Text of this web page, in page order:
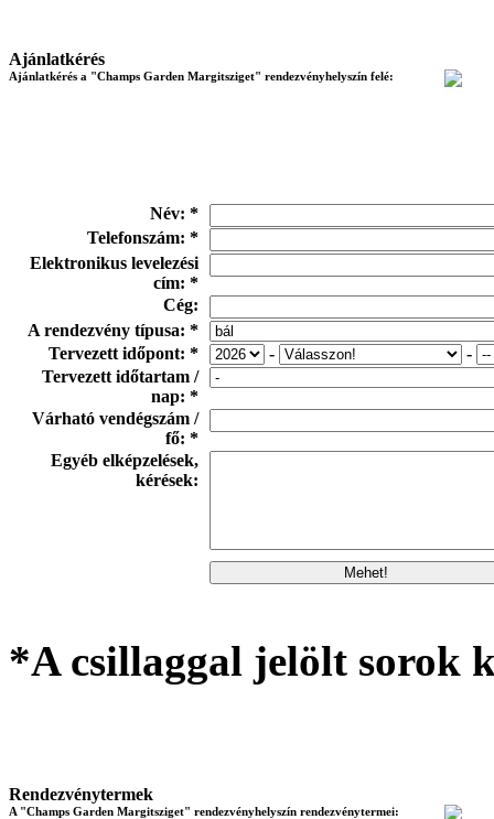
Ajánlatkérés
Ajánlatkérés a "Champs Garden Margitsziget" rendezvényhelyszín felé:
Név: *
Telefonszám: *
Elektronikus levelezési
cím: *
Cég:
A rendezvény típusa: *
Tervezett időpont: *
-
-
Tervezett időtartam /
nap: *
Várható vendégszám /
fő: *
Egyéb elképzelések,
kérések:
*A csillaggal jelölt sorok
Rendezvénytermek
A "Champs Garden Margitsziget" rendezvényhelyszín rendezvénytermei: